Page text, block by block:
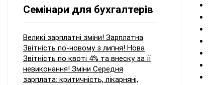
Семінари для бухгалтерів
Великі зарплатні зміни! Зарплатна
Звітність по-новому з липня! Нова
Звітність по квоті 4% та внеску за її
невиконання! Зміни Середня
зарплата: критичність, лікарняні,